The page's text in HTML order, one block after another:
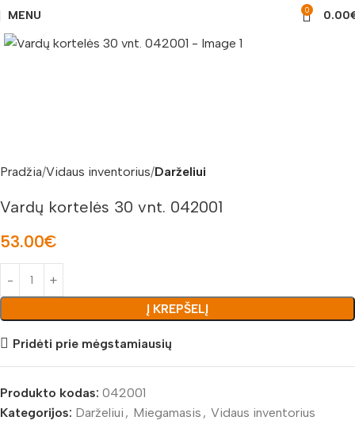
MENU 0 0.00
Pradžia Vidaus inventorius Darželiui
Vardų kortelės 30 vnt. 042001
53.00€
Į KREPŠELĮ
Pridėti prie mėgstamiausių
Produkto kodas: 042001
Kategorijos: Darželiui , Miegamasis , Vidaus inventorius